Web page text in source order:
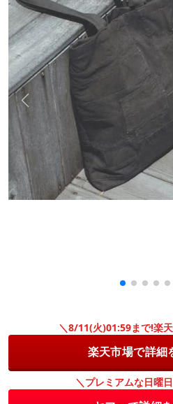
＼8/11(火)01:59まで!楽
楽天市場で詳細
＼プレミアムな日曜